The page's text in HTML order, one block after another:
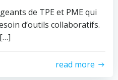
de TPE et PME qui
d’outils collaboratifs.
[…]
read more